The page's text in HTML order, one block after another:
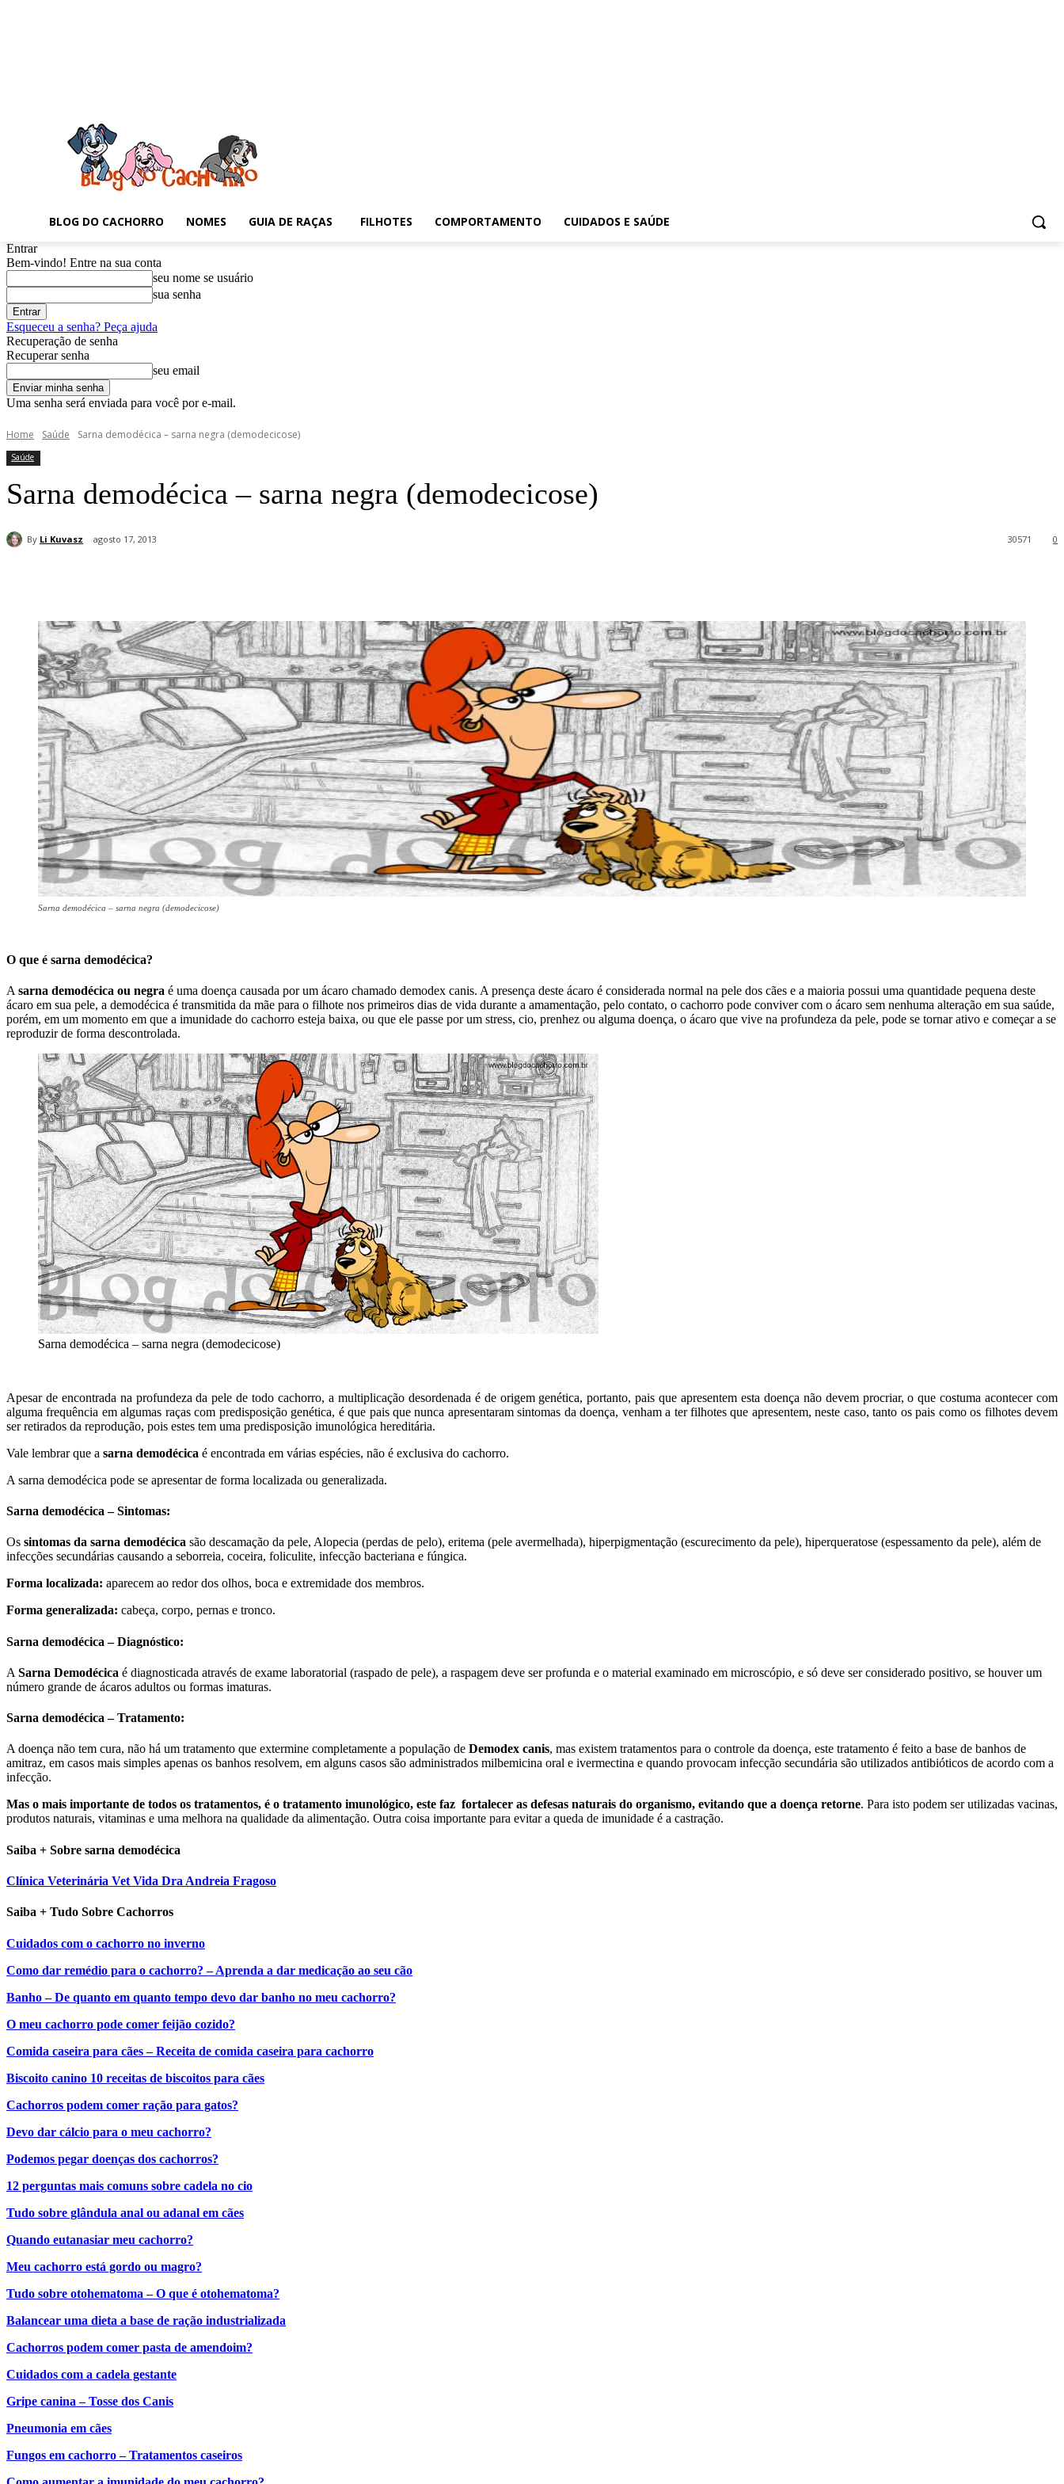
BLOG DO CACHORRO NOMES GUIA DE RAÇAS FILHOTES COMPORTAMENTO CUIDADOS E SAÚDE
Entrar
Bem-vindo! Entre na sua conta
seu nome se usuário
sua senha
Esqueceu a senha? Peça ajuda
Recuperação de senha
Recuperar senha
seu email
Uma senha será enviada para você por e-mail.
Home Saúde Sarna demodécica – sarna negra (demodecicose)
Saúde
Sarna demodécica – sarna negra (demodecicose)
By Li Kuvasz agosto 17, 2013 0
30571
Sarna demodécica – sarna negra (demodecicose)
O que é sarna demodécica?
A sarna demodécica ou negra é uma doença causada por um ácaro chamado demodex canis. A presença deste ácaro é considerada normal na pele dos cães e a maioria possui uma quantidade pequena deste
ácaro em sua pele, a demodécica é transmitida da mãe para o filhote nos primeiros dias de vida durante a amamentação, pelo contato, o cachorro pode conviver com o ácaro sem nenhuma alteração em sua saúde,
porém, em um momento em que a imunidade do cachorro esteja baixa, ou que ele passe por um stress, cio, prenhez ou alguma doença, o ácaro que vive na profundeza da pele, pode se tornar ativo e começar a se
reproduzir de forma descontrolada.
Sarna demodécica – sarna negra (demodecicose)
Apesar de encontrada na profundeza da pele de todo cachorro, a multiplicação desordenada é de origem genética, portanto, pais que apresentem esta doença não devem procriar, o que costuma acontecer com
alguma frequência em algumas raças com predisposição genética, é que pais que nunca apresentaram sintomas da doença, venham a ter filhotes que apresentem, neste caso, tanto os pais como os filhotes devem
ser retirados da reprodução, pois estes tem uma predisposição imunológica hereditária.
Vale lembrar que a sarna demodécica é encontrada em várias espécies, não é exclusiva do cachorro.
A sarna demodécica pode se apresentar de forma localizada ou generalizada.
Sarna demodécica – Sintomas:
Os sintomas da sarna demodécica são descamação da pele, Alopecia (perdas de pelo), eritema (pele avermelhada), hiperpigmentação (escurecimento da pele), hiperqueratose (espessamento da pele), além de
infecções secundárias causando a seborreia, coceira, foliculite, infecção bacteriana e fúngica.
Forma localizada: aparecem ao redor dos olhos, boca e extremidade dos membros.
Forma generalizada: cabeça, corpo, pernas e tronco.
Sarna demodécica – Diagnóstico:
A Sarna Demodécica é diagnosticada através de exame laboratorial (raspado de pele), a raspagem deve ser profunda e o material examinado em microscópio, e só deve ser considerado positivo, se houver um
número grande de ácaros adultos ou formas imaturas.
Sarna demodécica – Tratamento:
A doença não tem cura, não há um tratamento que extermine completamente a população de Demodex canis, mas existem tratamentos para o controle da doença, este tratamento é feito a base de banhos de
amitraz, em casos mais simples apenas os banhos resolvem, em alguns casos são administrados milbemicina oral e ivermectina e quando provocam infecção secundária são utilizados antibióticos de acordo com a
infecção.
Mas o mais importante de todos os tratamentos, é o tratamento imunológico, este faz fortalecer as defesas naturais do organismo, evitando que a doença retorne. Para isto podem ser utilizadas vacinas,
produtos naturais, vitaminas e uma melhora na qualidade da alimentação. Outra coisa importante para evitar a queda de imunidade é a castração.
Saiba + Sobre sarna demodécica
Clínica Veterinária Vet Vida Dra Andreia Fragoso
Saiba + Tudo Sobre Cachorros
Cuidados com o cachorro no inverno
Como dar remédio para o cachorro? – Aprenda a dar medicação ao seu cão
Banho – De quanto em quanto tempo devo dar banho no meu cachorro?
O meu cachorro pode comer feijão cozido?
Comida caseira para cães – Receita de comida caseira para cachorro
Biscoito canino 10 receitas de biscoitos para cães
Cachorros podem comer ração para gatos?
Devo dar cálcio para o meu cachorro?
Podemos pegar doenças dos cachorros?
12 perguntas mais comuns sobre cadela no cio
Tudo sobre glândula anal ou adanal em cães
Quando eutanasiar meu cachorro?
Meu cachorro está gordo ou magro?
Tudo sobre otohematoma – O que é otohematoma?
Balancear uma dieta a base de ração industrializada
Cachorros podem comer pasta de amendoim?
Cuidados com a cadela gestante
Gripe canina – Tosse dos Canis
Pneumonia em cães
Fungos em cachorro – Tratamentos caseiros